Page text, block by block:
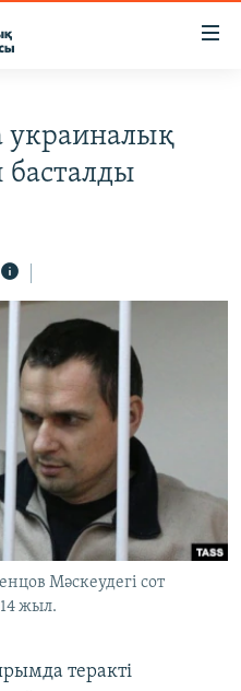
украиналық
басталды
Мәскеудегі сот
жыл.
теракті